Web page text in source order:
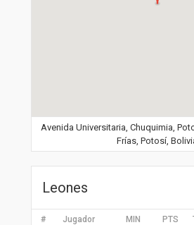
Avenida Universitaria, Chuquimia,
Frías, Potosí,
Leones
# Jugador MIN PTS